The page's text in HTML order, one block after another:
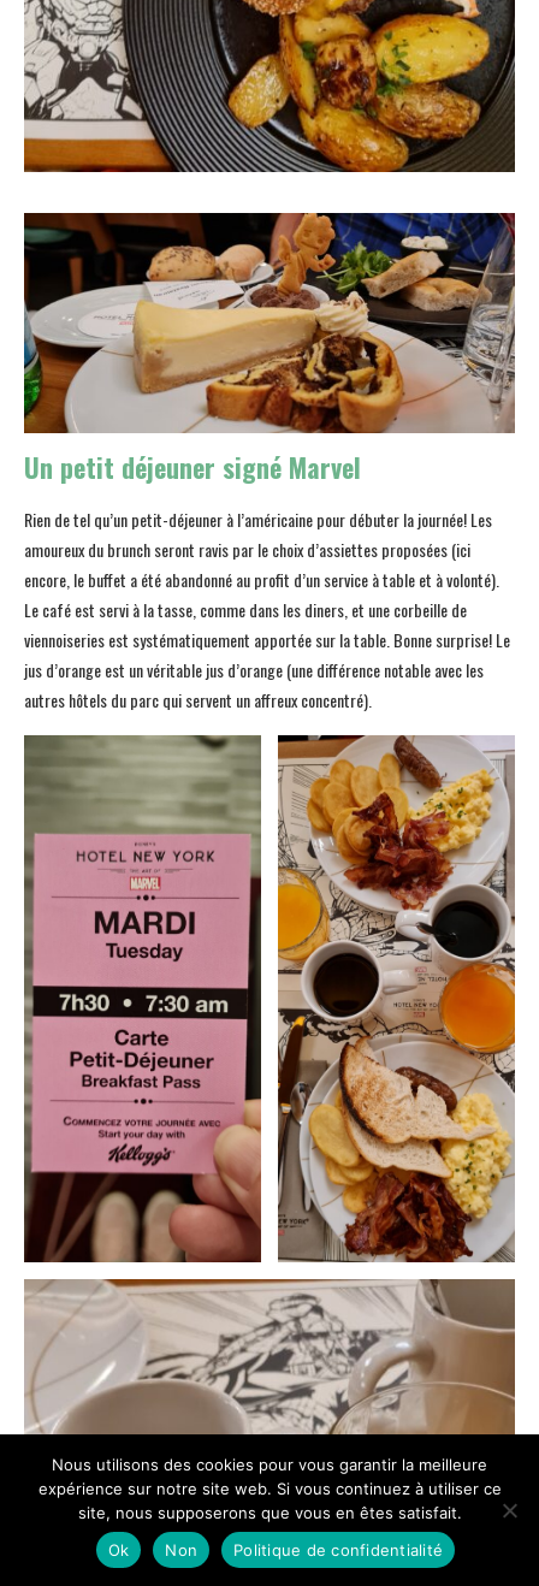
Un petit déjeuner signé Marvel
Rien de tel qu’un petit-déjeuner à l’américaine pour débuter la journée! Les
amoureux du brunch seront ravis par le choix d’assiettes proposées (ici
encore, le buffet a été abandonné au profit d’un service à table et à volonté).
Le café est servi à la tasse, comme dans les diners, et une corbeille de
viennoiseries est systématiquement apportée sur la table. Bonne surprise! Le
jus d’orange est un véritable jus d’orange (une différence notable avec les
autres hôtels du parc qui servent un affreux concentré).
Nous utilisons des cookies pour vous garantir la meilleure
expérience sur notre site web. Si vous continuez à utiliser ce
site, nous supposerons que vous en êtes satisfait.
Ok
Non Politique de confidentialité